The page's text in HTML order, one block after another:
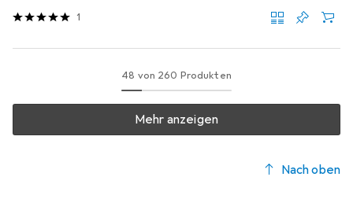
1
48 von 260 Produkten
Mehr anzeigen
Nach oben